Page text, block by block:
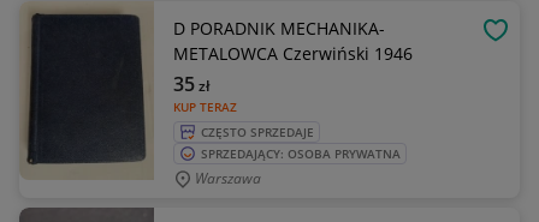
D PORADNIK MECHANIKA-
METALOWCA Czerwiński 1946
KUP TERAZ
35zł
CZĘSTO SPRZEDAJE
SPRZEDAJĄCY: OSOBA PRYWATNA
Warszawa